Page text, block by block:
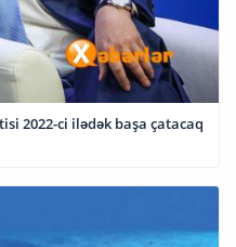
2022-ci ilədək başa çatacaq